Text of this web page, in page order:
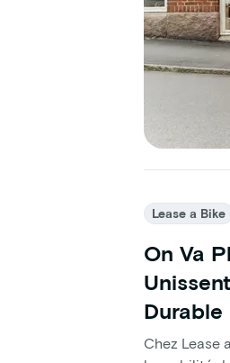
Lease a Bike
On Va
Durable
Chez Lease